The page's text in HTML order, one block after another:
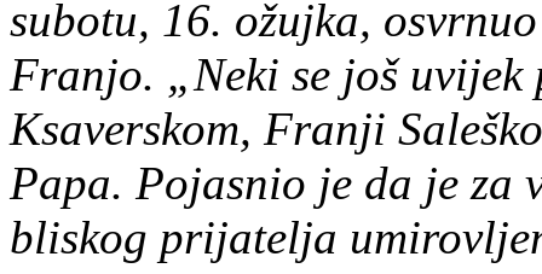
subotu, 16. ožujka,
Franjo. „Neki se još
Ksaverskom, Franji
Papa. Pojasnio je da je za
bliskog prijatelja